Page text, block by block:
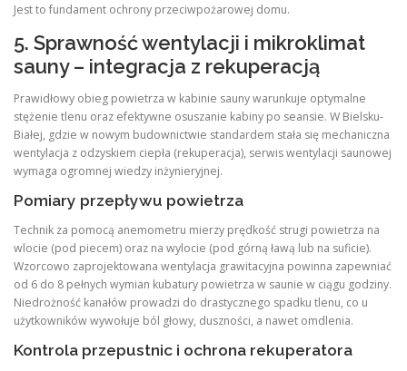
Jest to fundament ochrony przeciwpożarowej domu.
5. Sprawność wentylacji i mikroklimat
sauny – integracja z rekuperacją
Prawidłowy obieg powietrza w kabinie sauny warunkuje optymalne
stężenie tlenu oraz efektywne osuszanie kabiny po seansie. W Bielsku-
Białej, gdzie w nowym budownictwie standardem stała się mechaniczna
wentylacja z odzyskiem ciepła (rekuperacja), serwis wentylacji saunowej
wymaga ogromnej wiedzy inżynieryjnej.
Pomiary przepływu powietrza
Technik za pomocą anemometru mierzy prędkość strugi powietrza na
wlocie (pod piecem) oraz na wylocie (pod górną ławą lub na suficie).
Wzorcowo zaprojektowana wentylacja grawitacyjna powinna zapewniać
od 6 do 8 pełnych wymian kubatury powietrza w saunie w ciągu godziny.
Niedrożność kanałów prowadzi do drastycznego spadku tlenu, co u
użytkowników wywołuje ból głowy, duszności, a nawet omdlenia.
Kontrola przepustnic i ochrona rekuperatora